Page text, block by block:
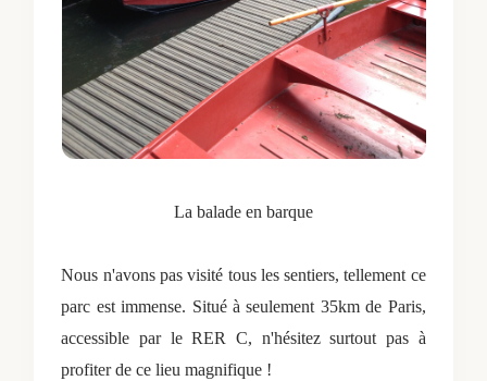
La balade en barque
Nous n'avons pas visité tous les sentiers,tellement ce
parc est immense. Situé à seulement 35km de Paris,
accessible par le RER C, n'hésitez surtout pas à
profiter de ce lieu magnifique !